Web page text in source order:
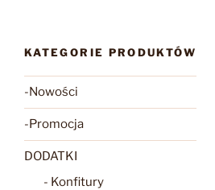
KATEGORIE PRODUKTÓW
-Nowości
-Promocja
DODATKI
- Konfitury